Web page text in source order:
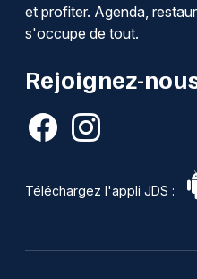
et profiter. Agenda,
s'occupe de tout.
Rejoignez-
Téléchargez l'appli JDS :